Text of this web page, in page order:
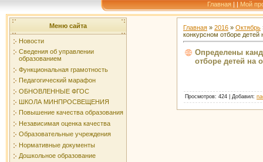
Главная | | Мой
Меню сайта
Новости
Сведения об управлении
образованием
Функциональная грамотность
Педагогический марафон
ОБНОВЛЕННЫЕ ФГОС
ШКОЛА МИНПРОСВЕЩЕНИЯ
Повышение качества образования
Независимая оценка качества
Образовательные учреждения
Нормативные документы
Дошкольное образование
Главная » 2016 » Октябрь
конкурсном отборе
Определены
отборе детей на
Просмотров: 424 | Добавил: